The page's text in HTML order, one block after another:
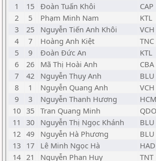
1
15 Đoàn Tuấn Khôi CAP
2
5 Phạm Minh Nam KTL
3
25 Nguyễn Tiến Anh Khôi VCH
4
7 Hoàng Anh Kiệt TNC
5
9 Đoàn Đức An KTL
6
26 Mã Thị Hoài Anh CBA
7
42 Nguyễn Thụy Anh BLU
8
1 Nguyễn Quang Anh VCH
9
3 Nguyễn Thanh Hương HCM
10 35 Tran Quang Minh QDO
11
30 Nguyễn Thị Ngọc Khánh BLU
12 49 Nguyễn Hà Phương BLU
13 17 Lê Minh Ngọc Hà HAD
14 21 Nguyễn Phan Huy TNT